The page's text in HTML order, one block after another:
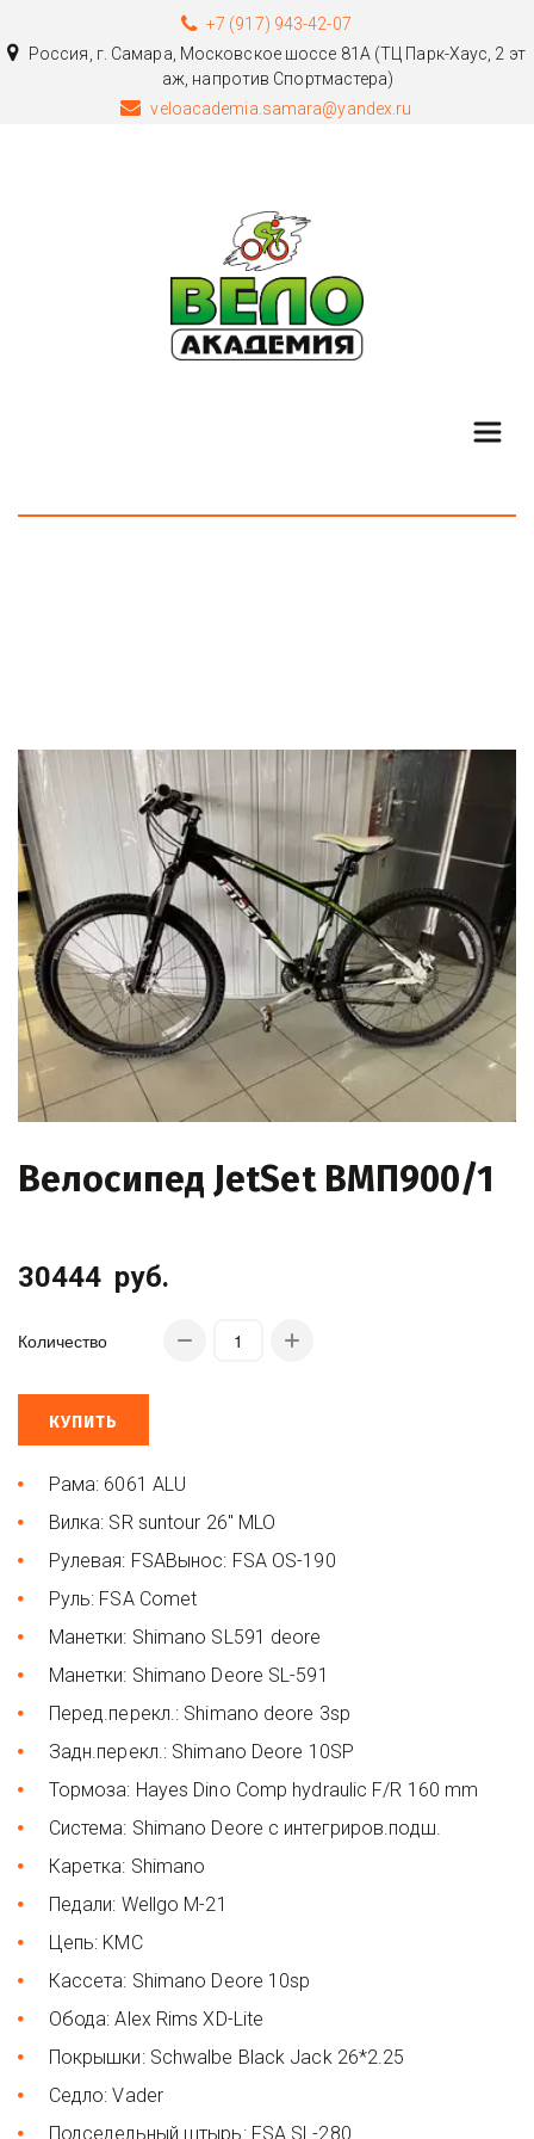
+7 (917) 943-42-07
Россия г. Самара Московское шоссе 81А (ТЦ Парк-Хаус, 2 эт
аж, напротив Спортмастера)
veloacademia.samara@yandex.ru
Велосипед JetSet ВМП900/1
30444 руб.
Количество
КУПИТЬ
Рама: 6061 ALU
Вилка: SR suntour 26" MLO
Рулевая: FSAВынос: FSA OS-190
Руль: FSA Comet
Манетки: Shimano SL591 deore
Манетки: Shimano Deore SL-591
Перед.перекл.: Shimano deore 3sp
Задн.перекл.: Shimano Deore 10SP
Тормоза: Hayes Dino Comp hydraulic F/R 160 mm
Система: Shimano Deore с интегриров.подш.
Каретка: Shimano
Педали: Wellgo M-21
Цепь: KMC
Кассета: Shimano Deore 10sp
Обода: Alex Rims XD-Lite
Покрышки: Schwalbe Black Jack 26*2.25
Седло: Vader
Подседельный штырь: FSA SL-280